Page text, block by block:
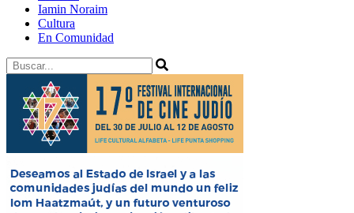
Iamin Noraim
Cultura
En Comunidad